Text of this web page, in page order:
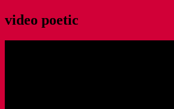
video poetic